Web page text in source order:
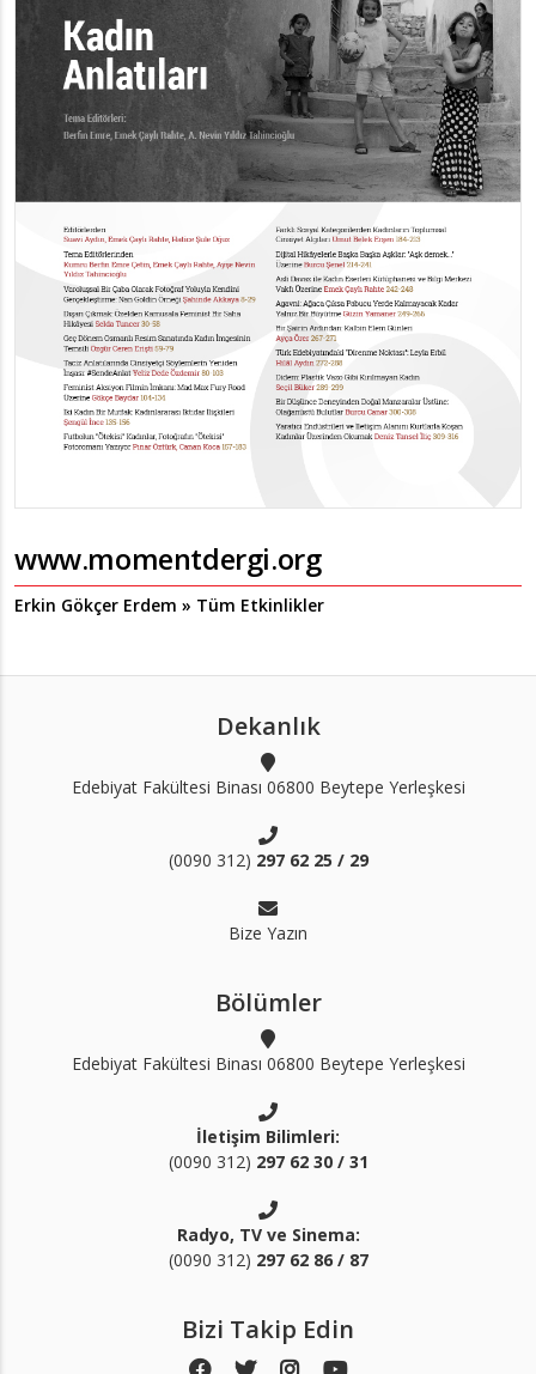
www.momentdergi.org
Erkin Gökçer Erdem » Tüm Etkinlikler
Dekanlık
Edebiyat Fakültesi Binası 06800 Beytepe Yerleşkesi
(0090 312) 297 62 25 / 29
Bize Yazın
Bölümler
Edebiyat Fakültesi Binası 06800 Beytepe Yerleşkesi
İletişim Bilimleri:
(0090 312) 297 62 30 / 31
Radyo, TV ve Sinema:
(0090 312) 297 62 86 / 87
Bizi Takip Edin